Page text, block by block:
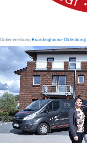
Onlinewerbung Boardinghouse Oldenburg